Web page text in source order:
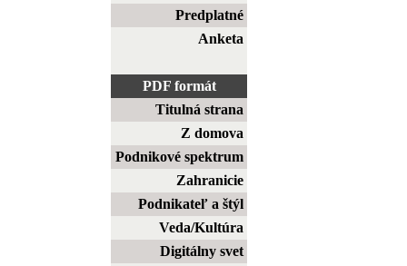
Predplatné
Anketa
PDF formát
Titulná strana
Z domova
Podnikové spektrum
Zahranicie
Podnikateľ a štýl
Veda/Kultúra
Digitálny svet